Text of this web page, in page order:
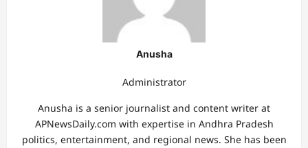
Anusha
Administrator
Anusha is a senior journalist and content writer at
APNewsDaily.com with expertise in Andhra Pradesh
politics, entertainment, and regional news. She has been